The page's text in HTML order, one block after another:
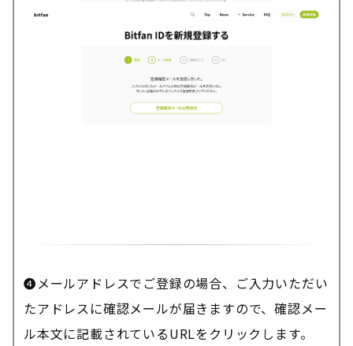
❹メールアドレスでご登録の場合、ご入力いただい
たアドレスに確認メールが届きますので、確認メー
ル本文に記載されているURLをクリックします。